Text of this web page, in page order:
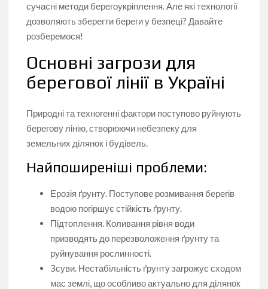
сучасні методи берегоукріплення. Але які технології
дозволяють зберегти береги у безпеці? Давайте
розберемося!
Основні загрози для
берегової лінії в Україні
Природні та техногенні фактори поступово руйнують
берегову лінію, створюючи небезпеку для
земельних ділянок і будівель.
Найпоширеніші проблеми:
Ерозія ґрунту. Поступове розмивання берегів
водою погіршує стійкість ґрунту.
Підтоплення. Коливання рівня води
призводять до перезволоження ґрунту та
руйнування рослинності.
Зсуви. Нестабільність ґрунту загрожує сходом
мас землі, що особливо актуально для ділянок